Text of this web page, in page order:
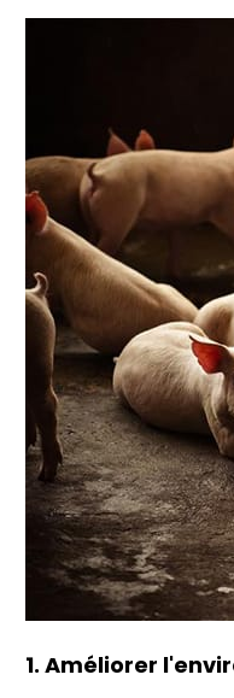
1. Améliorer